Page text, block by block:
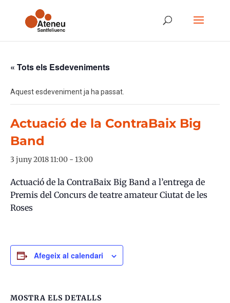
« Tots els Esdeveniments
Aquest esdeveniment ja ha passat.
Actuació de la ContraBaix Big
Band
3 juny 2018 11:00 - 13:00
Actuació de la ContraBaix Big Band a l’entrega de
Premis del Concurs de teatre amateur Ciutat de les
Roses
Afegeix al calendari
MOSTRA ELS DETALLS